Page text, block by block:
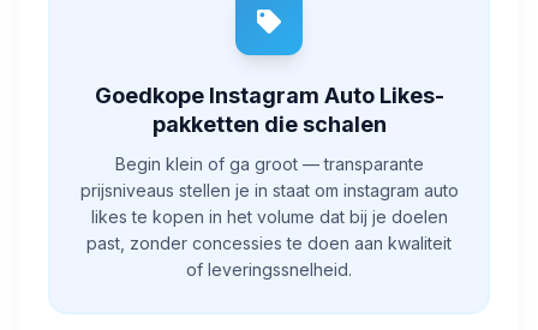
Goedkope Instagram Auto Likes-
pakketten die schalen
Begin klein of ga groot — transparante
prijsniveaus stellen je in staat om instagram auto
likes te kopen in het volume dat bij je doelen
past, zonder concessies te doen aan kwaliteit
of leveringssnelheid.